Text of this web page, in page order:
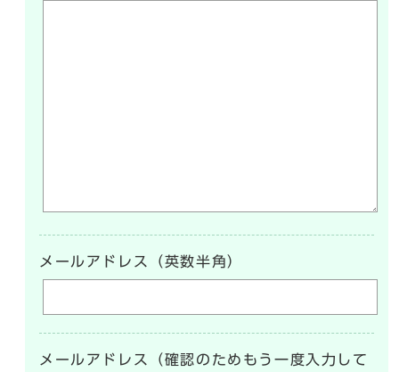
メールアドレス（英数半角）
メールアドレス（確認のためもう一度入力して